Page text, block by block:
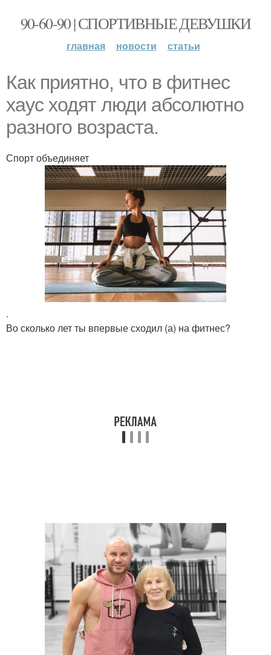
90-60-90 | СПОРТИВНЫЕ ДЕВУШКИ
главная новости статьи
Как приятно, что в фитнес
хаус ходят люди абсолютно
разного возраста.
Спорт объединяет
.
Во сколько лет ты впервые сходил (а) на фитнес?